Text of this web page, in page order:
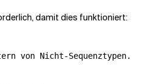
damit dies funktioniert:
von Nicht-Sequenztypen.